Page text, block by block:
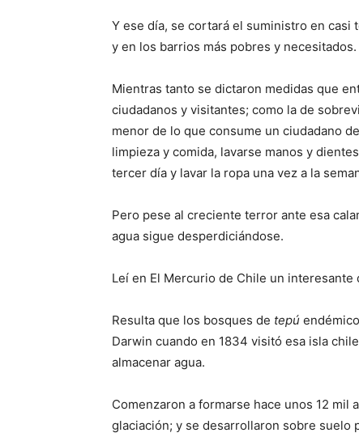
Y ese día, se cortará el suministro en
y en los barrios más pobres y necesitados.
Mientras tanto se dictaron medidas que
ciudadanos y visitantes; como la de
menor de lo que consume un ciudadano
limpieza y comida, lavarse manos y
tercer día y lavar la ropa una vez a la
Pero pese al creciente terror ante esa
agua sigue desperdiciándose.
Leí en El Mercurio de Chile un interesante
Resulta que los bosques de tepú
Darwin cuando en 1834 visitó esa isla
almacenar agua.
Comenzaron a formarse hace unos 12 mil
glaciación; y se desarrollaron sobre suelo